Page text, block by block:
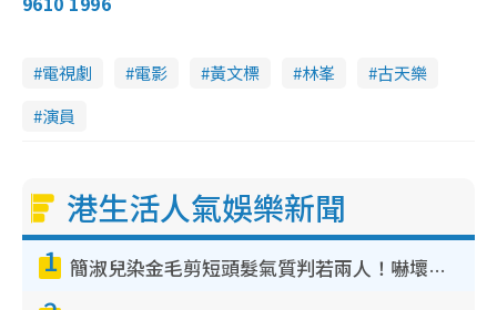
電視劇 電影 黃文標 林峯
古天樂
演員
港生活人氣娛樂新聞
1 簡淑兒染金毛剪短頭髮氣質判若兩人！嚇壞老公麥大力都認唔出：「你做咩事？」